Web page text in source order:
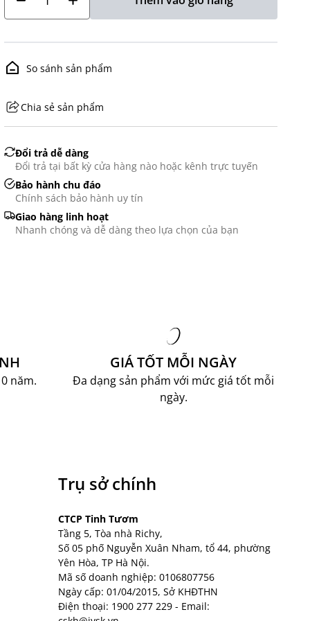
So sánh sản phẩm
GHS07 - Advarsel
Chia sẻ sản phẩm
Đổi trả dễ dàng
Đổi trả tại bất kỳ cửa hàng nào hoặc kênh trực tuyến
Bảo hành chu đáo
Chính sách bảo hành uy tín
Giao hàng linh hoạt
Nhanh chóng và dễ dàng theo lựa chọn của bạn
năm.
GIÁ TỐT MỖI NGÀY
Đa dạng sản phẩm với mức giá tốt mỗi
ngày.
Trụ sở chính
CTCP Tinh Tươm
Tầng 5, Tòa nhà Richy,
Số 05 phố Nguyễn Xuân Nham, tổ 44, phường
Yên Hòa, TP Hà Nội.
Mã số doanh nghiệp: 0106807756
Ngày cấp: 01/04/2015, Sở KHĐTHN
Điện thoại: 1900 277 229- Email: